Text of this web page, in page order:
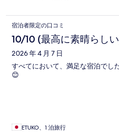
宿泊者限定の口コミ
10/10 (最高に素晴らし
2026 年 4 月 7 日
すべてにおいて、満足な宿泊でし
😊
ETUKO、1 泊旅行